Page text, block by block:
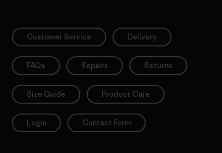
Customer Service Delivery
FAQs Repairs Returns
Size Guide Product Care
Login Contact Form